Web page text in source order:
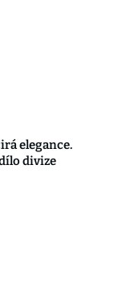
elegance.
divize